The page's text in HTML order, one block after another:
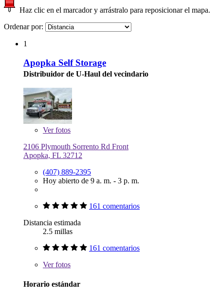
Haz clic en el marcador y arrástralo para reposicionar el mapa.
Ordenar por:
1
Apopka Self Storage
Distribuidor de U-Haul del vecindario
Verfotos
2106 Plymouth Sorrento Rd Front
Apopka, FL 32712
(407) 889-2395
Hoy abierto de 9 a. m. - 3 p. m.
161 comentarios
Distancia estimada
2.5 millas
161 comentarios
Verfotos
Horario estándar